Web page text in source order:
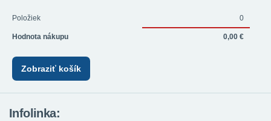
Položiek 0
Hodnota nákupu 0,00 €
Zobraziť košík
Infolinka: